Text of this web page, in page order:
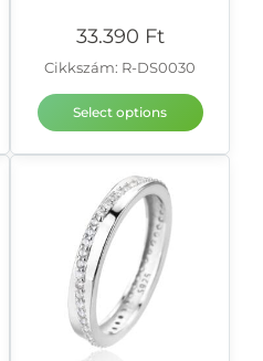
33.390 Ft
Cikkszám: R-DS0030
Select options